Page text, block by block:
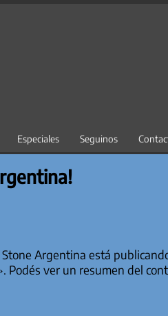
Especiales Seguinos
Argentina está
Podés ver un resumen del